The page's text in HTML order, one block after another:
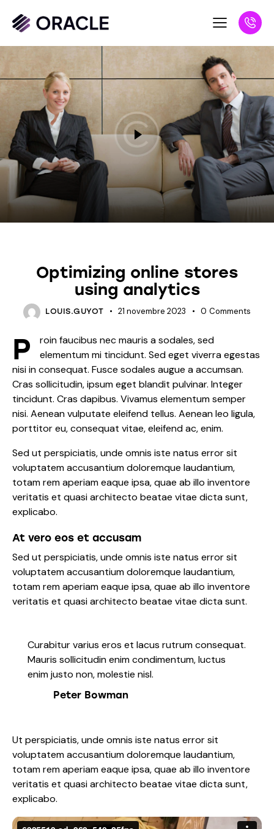
Optimizing online stores
using analytics
LOUIS.GUYOT 21 novembre 2023 0 Comments
P
roin faucibus nec mauris a sodales, sed
elementum mi tincidunt. Sed eget viverra egestas
nisi in consequat. Fusce sodales augue a accumsan.
Cras sollicitudin, ipsum eget blandit pulvinar. Integer
tincidunt. Cras dapibus. Vivamus elementum semper
nisi. Aenean vulputate eleifend tellus. Aenean leo ligula,
porttitor eu, consequat vitae, eleifend ac, enim.
Sed ut perspiciatis, unde omnis iste natus error sit
voluptatem accusantium doloremque laudantium,
totam rem aperiam eaque ipsa, quae ab illo inventore
veritatis et quasi architecto beatae vitae dicta sunt,
explicabo.
At vero eos et accusam
Sed ut perspiciatis, unde omnis iste natus error sit
voluptatem accusantium doloremque laudantium,
totam rem aperiam eaque ipsa, quae ab illo inventore
veritatis et quasi architecto beatae vitae dicta sunt.
Curabitur varius eros et lacus rutrum consequat.
Mauris sollicitudin enim condimentum, luctus
enim justo non, molestie nisl.
Peter Bowman
Ut perspiciatis, unde omnis iste natus error sit
voluptatem accusantium doloremque laudantium,
totam rem aperiam eaque ipsa, quae ab illo inventore
veritatis et quasi architecto beatae vitae dicta sunt,
explicabo.